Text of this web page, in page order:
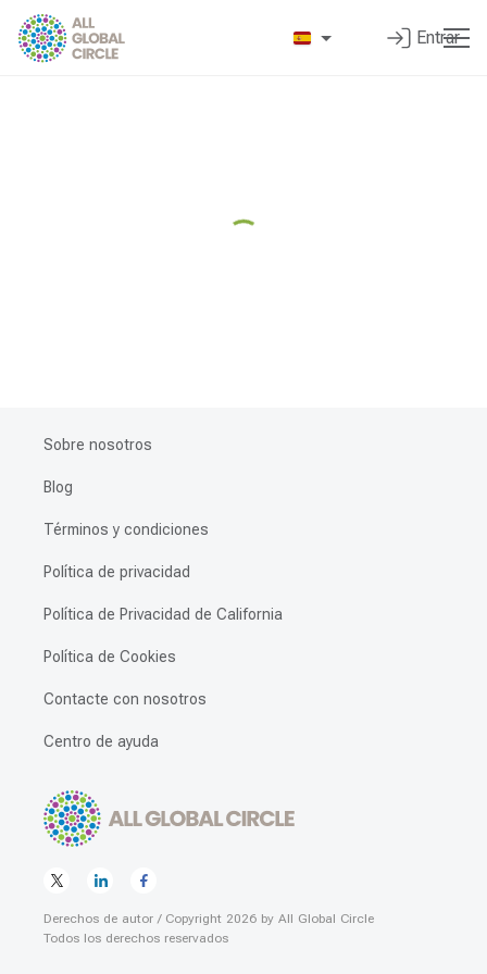
Entrar
Sobre nosotros
Blog
Términos y condiciones
Política de privacidad
Política de Privacidad de California
Política de Cookies
Contacte con nosotros
Centro de ayuda
Derechos de autor / Copyright 2026 by All Global Circle
Todos los derechos reservados